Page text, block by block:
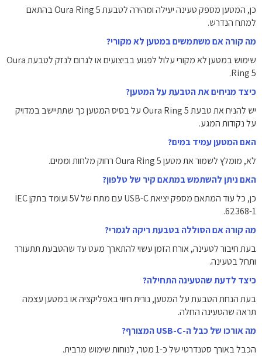
כן, המטען מספק טעינה יעילה ומהירה לטבעת Oura Ring 5 בהתאם
למתח הנדרש.
מה קורה אם משתמשים במטען לא מקורי?
שימוש במטען לא מקורי עלול לפגוע בביצועים או לגרום לנזק לטבעת Oura
Ring 5.
כיצד מניחים את הטבעת על המטען?
יש להניח את טבעת Oura Ring 5 על בסיס המטען כך שתתיישב במדויק
על נקודות המגע.
האם המטען עמיד במים?
לא, מומלץ לשמור את מטען Oura Ring 5 רחוק מלחות וממים.
האם ניתן להשתמש במתאם קיר של טלפון?
כן, כל עוד המתאם מספק יציאת USB-C עם מתח של 5V ועומד בתקן IEC
62368-1.
מה קורה אם הסוללה בטבעת ריקה לגמרי?
בעת חיבור לטעינה, אורח הזמן עשוי להתארך מעט עד שהטבעת תתעורר
ותחל בטעינה.
כיצד לדעת שהטעינה התחילה?
בעת הנחת הטבעת על המטען, נורית חיווי באפליקציה או במטען עצמה
תראה שהטעינה החלה.
מה אורכו של כבל ה-USB-C המצורף?
הכבל באורך סטנדרטי של כ-1 מטר, לנוחות שימוש מרבית.